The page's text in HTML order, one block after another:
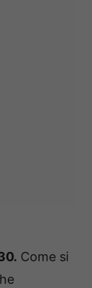
Come si